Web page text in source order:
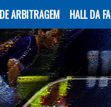
ARBITRAGEM HALL DA